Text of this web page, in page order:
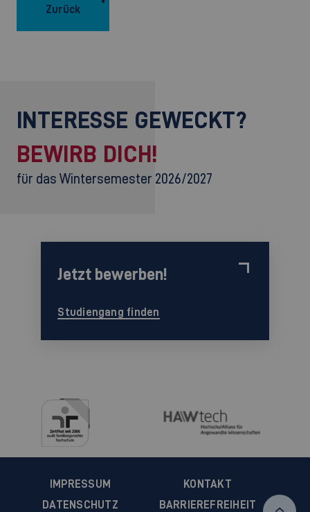
Zurück
INTERESSE GEWECKT?
BEWIRB DICH!
für das Wintersemester 2026/2027
Jetzt bewerben!
Studiengang finden
IMPRESSUM
KONTAKT
DATENSCHUTZ
BARRIEREFREIHEIT